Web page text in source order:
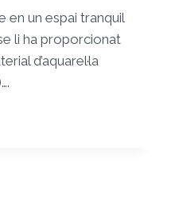
en un espai tranquil
li ha proporcionat
d’aquarel·la